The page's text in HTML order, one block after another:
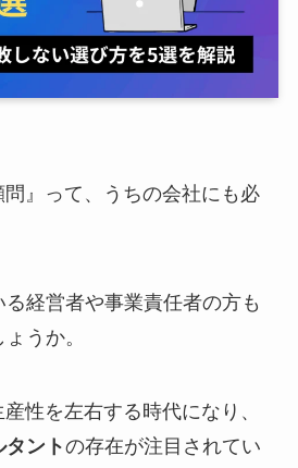
』って、うちの会社にも必
経営者や事業責任者の方も
うか。
性を左右する時代になり、
ントの存在が注目されてい